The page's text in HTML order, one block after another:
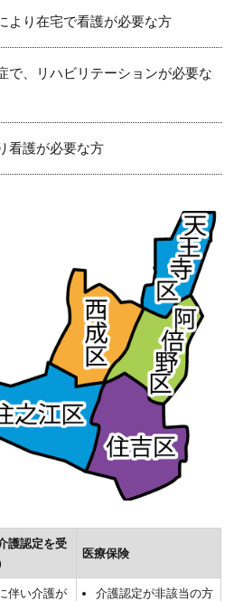
り在宅で看護が必要な方
、リハビリテーションが必要な
護が必要な方
護認定を受
医療保険
伴い介護が
介護認定が非該当の方